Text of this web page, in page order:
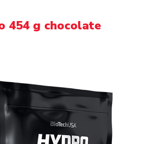
454 g chocolate